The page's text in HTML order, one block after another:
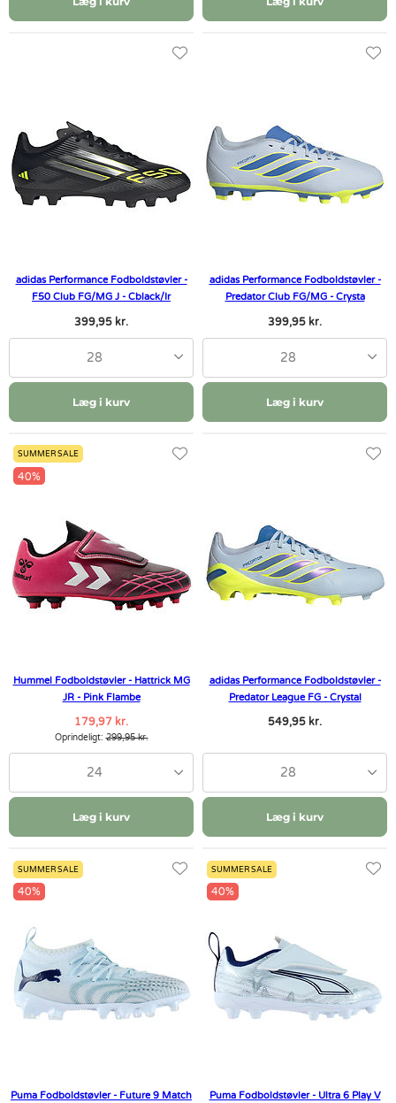
adidas Performance Fodboldstøvler -
F50 Club FG/MG J - Cblack/Ir
399,95 kr.
28
Læg i kurv
adidas Performance Fodboldstøvler -
Predator Club FG/MG - Crysta
399,95 kr.
28
Læg i kurv
SUMMER SALE
40%
Hummel Fodboldstøvler - Hattrick MG
JR - Pink Flambe
179,97 kr.
Oprindeligt:299,95 kr.
24
Læg i kurv
adidas Performance Fodboldstøvler -
Predator League FG - Crystal
549,95 kr.
28
Læg i kurv
SUMMER SALE
40%
Puma Fodboldstøvler - Future 9 Match
SUMMER SALE
40%
Puma Fodboldstøvler - Ultra 6 Play V